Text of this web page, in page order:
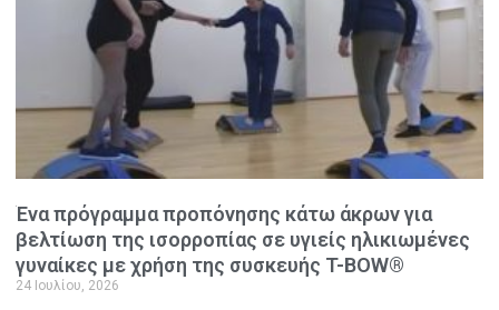
Ένα πρόγραμμα προπόνησης κάτω άκρων για
βελτίωση της ισορροπίας σε υγιείς ηλικιωμένες
γυναίκες με χρήση της συσκευής T-BOW®
24 Ιουλίου, 2026